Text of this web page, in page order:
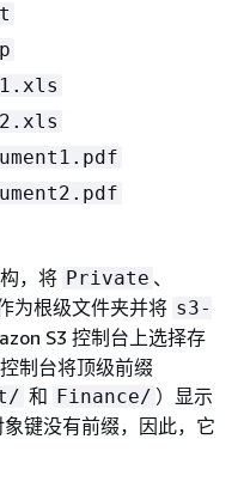
，将 Private 、
为根级文件夹并将 s3-
S3 控制台上选择存
制台将顶级前缀
和 Finance/ ）显示
象键没有前缀，因此，它